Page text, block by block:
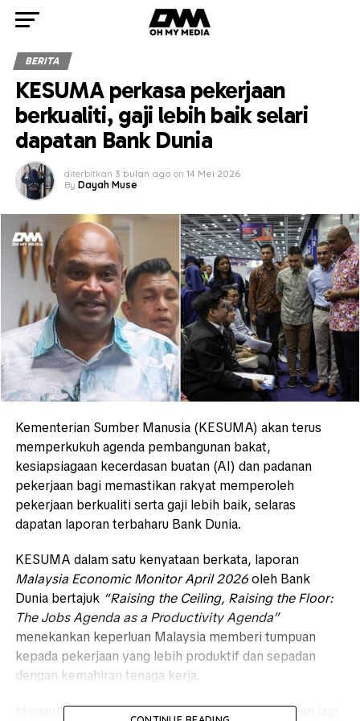
BERITA
KESUMA perkasa pekerjaan
berkualiti, gaji lebih baik selari
dapatan Bank Dunia
diterbitkan 3 bulan ago on 14 Mei 2026
By Dayah Muse
Kementerian Sumber Manusia (KESUMA) akan terus
memperkukuh agenda pembangunan bakat,
kesiapsiagaan kecerdasan buatan (AI) dan padanan
pekerjaan bagi memastikan rakyat memperoleh
pekerjaan berkualiti serta gaji lebih baik, selaras
dapatan laporan terbaharu Bank Dunia.
KESUMA dalam satu kenyataan berkata, laporan
Malaysia Economic Monitor April 2026oleh Bank
Dunia bertajuk “Raising the Ceiling, Raising the Floor:
The Jobs Agenda as a Productivity Agenda”
menekankan keperluan Malaysia memberi tumpuan
kepada pekerjaan yang lebih produktif dan sepadan
dengan kemahiran tenaga kerja.
Menurutnya, cabaran utama negara ketika ini bukan lagi